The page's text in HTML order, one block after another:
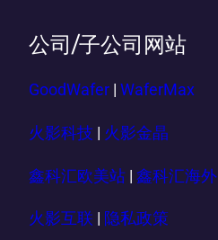
公司/子公司网站
GoodWafer WaferMax
火影科技 火影金晶
鑫科汇欧美站 | 鑫科汇海外
火影互联 隐私政策